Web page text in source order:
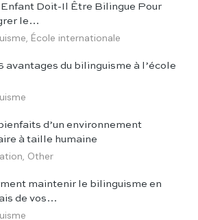
Enfant Doit-Il Être Bilingue Pour
le…
École internationale
avantages du bilinguisme à l’école
d’un environnement
à taille humaine
Other
maintenir le bilinguisme en
de vos…